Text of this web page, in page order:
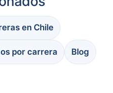
en Chile
por carrera Blog